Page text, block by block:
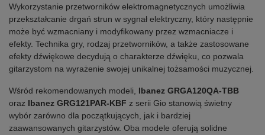
Wykorzystanie przetworników elektromagnetycznych umożliwia
przekształcanie drgań strun w sygnał elektryczny, który następnie
może być wzmacniany i modyfikowany przez wzmacniacze i
efekty. Technika gry, rodzaj przetworników, a także zastosowane
efekty dźwiękowe decydują o charakterze dźwięku, co pozwala
gitarzystom na wyrażenie swojej unikalnej tożsamości muzycznej.
Wśród rekomendowanych modeli, Ibanez GRGA120QA-TBB
oraz Ibanez GRG121PAR-KBF z serii Gio stanowią świetny
wybór zarówno dla początkujących, jak i bardziej
zaawansowanych gitarzystów. Oba modele oferują solidne